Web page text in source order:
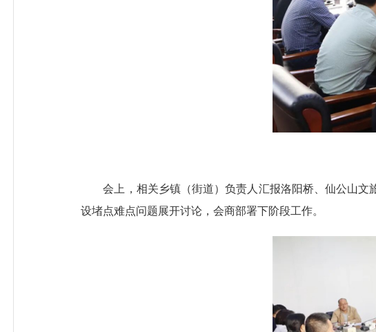
会上，相关乡镇（街道）负责人汇报洛阳桥、仙公山文
设堵点难点问题展开讨论，会商部署下阶段工作。